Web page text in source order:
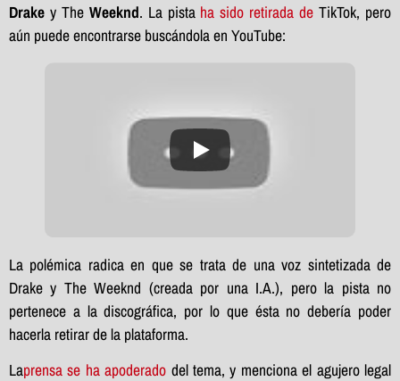
Drake y The Weeknd. La pista ha sido retirada de TikTok, pero
aún puede encontrarse buscándola en YouTube:
La polémica radica en que se trata de una voz sintetizada de
Drake y The Weeknd (creada por una I.A.), pero la pista no
pertenece a la discográfica, por lo que ésta no debería poder
hacerla retirar de la plataforma.
Laprensa se ha apoderado del tema, y menciona el agujero legal